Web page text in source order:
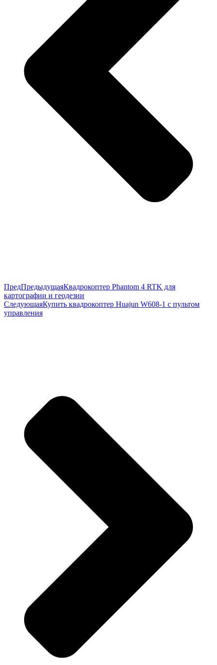
ПредПредыдущаяКвадрокоптер Phantom 4 RTK для
картографии и геодезии
СледующаяКупить квадрокоптер Huajun W608-1 с пультом
управления